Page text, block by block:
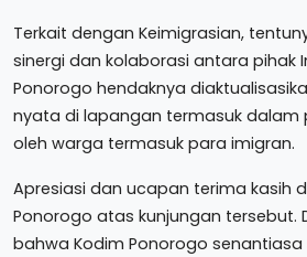
Terkait dengan Keimigrasian,
sinergi dan kolaborasi antara pihak
Ponorogo hendaknya
nyata di lapangan termasuk
oleh warga termasuk para imigran.
Apresiasi dan ucapan terima kasih
Ponorogo atas kunjungan tersebut.
bahwa Kodim Ponorogo